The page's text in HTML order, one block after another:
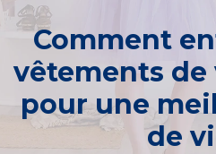
Comment
vêtements
pour une
de